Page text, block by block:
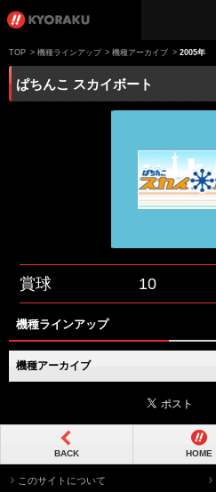
TOP > 機種ラインアップ > 機種アーカイブ > 2005年
ぱちんこ スカイボート
賞球 10
機種ラインアップ
機種アーカイブ
BACK HOME
このサイトについて